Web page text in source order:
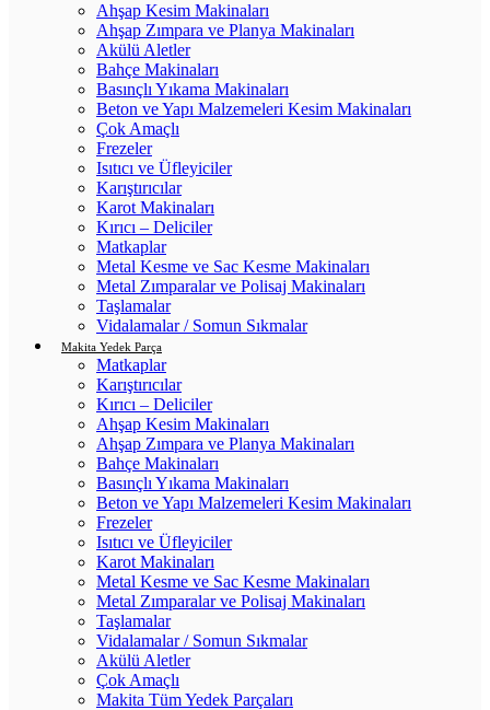
Ahşap Kesim Makinaları
Ahşap Zımpara ve Planya Makinaları
Akülü Aletler
Bahçe Makinaları
Basınçlı Yıkama Makinaları
Beton ve Yapı Malzemeleri Kesim Makinaları
Çok Amaçlı
Frezeler
Isıtıcı ve Üfleyiciler
Karıştırıcılar
Karot Makinaları
Kırıcı – Deliciler
Matkaplar
Metal Kesme ve Sac Kesme Makinaları
Metal Zımparalar ve Polisaj Makinaları
Taşlamalar
Vidalamalar / Somun Sıkmalar
Makita Yedek Parça
Matkaplar
Karıştırıcılar
Kırıcı – Deliciler
Ahşap Kesim Makinaları
Ahşap Zımpara ve Planya Makinaları
Bahçe Makinaları
Basınçlı Yıkama Makinaları
Beton ve Yapı Malzemeleri Kesim Makinaları
Frezeler
Isıtıcı ve Üfleyiciler
Karot Makinaları
Metal Kesme ve Sac Kesme Makinaları
Metal Zımparalar ve Polisaj Makinaları
Taşlamalar
Vidalamalar / Somun Sıkmalar
Akülü Aletler
Çok Amaçlı
Makita Tüm Yedek Parçaları